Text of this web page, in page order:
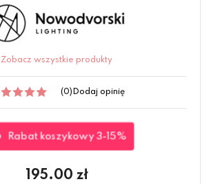
Zobacz wszystkie produkty
(0) Dodaj opinię
Rabat koszykowy 3-15%
195.00 zł